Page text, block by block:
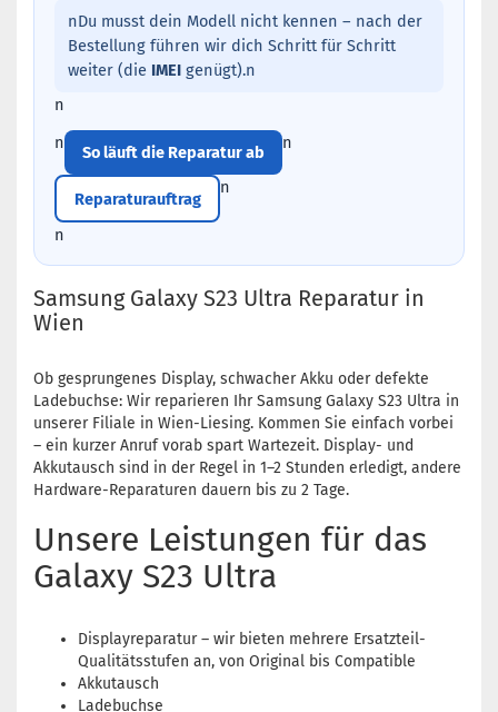
nDu musst dein Modell nicht kennen – nach der
Bestellung führen wir dich Schritt für Schritt
weiter (die IMEI genügt).n
n
n
So läuft die Reparatur ab n
Reparaturauftrag
n
n
Samsung Galaxy S23 Ultra Reparatur in
Wien
Ob gesprungenes Display, schwacher Akku oder defekte
Ladebuchse: Wir reparieren Ihr Samsung Galaxy S23 Ultra in
unserer Filiale in Wien-Liesing. Kommen Sie einfach vorbei
– ein kurzer Anruf vorab spart Wartezeit. Display- und
Akkutausch sind in der Regel in 1–2 Stunden erledigt, andere
Hardware-Reparaturen dauern bis zu 2 Tage.
Unsere Leistungen für das
Galaxy S23 Ultra
Displayreparatur – wir bieten mehrere Ersatzteil-
Qualitätsstufen an, von Original bis Compatible
Akkutausch
Ladebuchse